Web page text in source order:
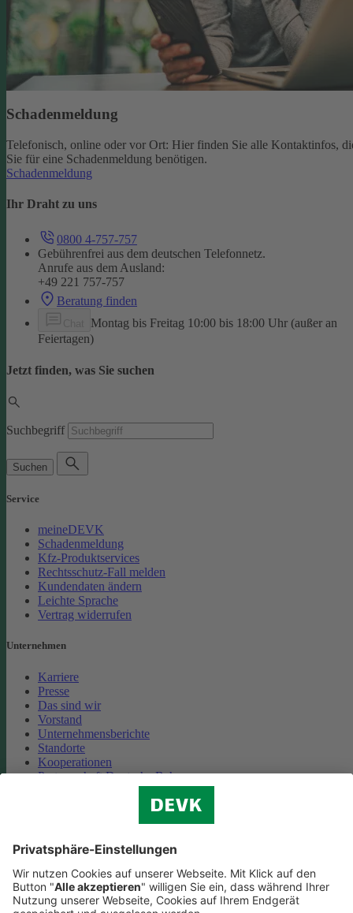
Schadenmeldung
Telefonisch, online oder vor Ort: Hier finden Sie alle Kontaktinfos,
Sie für eine Schadenmeldung benötigen.
Schadenmeldung
Ihr Draht zu uns
0800 4-757-757
Gebührenfrei aus dem deutschen Telefonnetz.
Anrufe aus dem Ausland:
+49 221 757-757
Beratung finden
Montag bis Freitag 10:00 bis 18:00 Uhr (außer an
Feiertagen)
Jetzt finden, was Sie suchen
Suchbegriff
Suchen
Service
meineDEVK
Schadenmeldung
Kfz-Produktservices
Rechtsschutz-Fall melden
Kundendaten ändern
Leichte Sprache
Vertrag widerrufen
Unternehmen
Karriere
Presse
Das sind wir
Vorstand
Unternehmensberichte
Standorte
Kooperationen
Partnerschaft Deutsche Bahn
Cookie-Einstellungen